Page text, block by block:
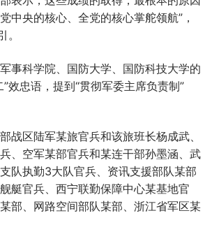
中央的核心、全党的核心掌舵领航”，
。
事科学院、国防大学、国防科技大学的
效忠语，提到“贯彻军委主席负责制”
战区陆军某旅官兵和该旅班长杨成武、
、空军某部官兵和某连干部孙墨涵、武
队执勤3大队官兵、资讯支援部队某部
艇官兵、西宁联勤保障中心某基地官
部、网路空间部队某部、浙江省军区某